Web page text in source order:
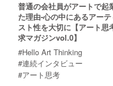
普通の会社員がアートで起
た理由-心の中にあるアーテ
スト性を大切に【アート思
求マガジンvol.0】
#Hello Art Thinking
#連続インタビュー
#アート思考